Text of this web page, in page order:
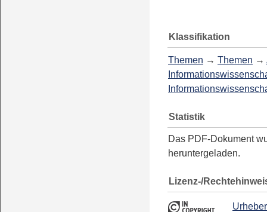
Klassifikation
Themen → Themen →
Statistik
Das PDF-Dokument
heruntergeladen.
Lizenz-/